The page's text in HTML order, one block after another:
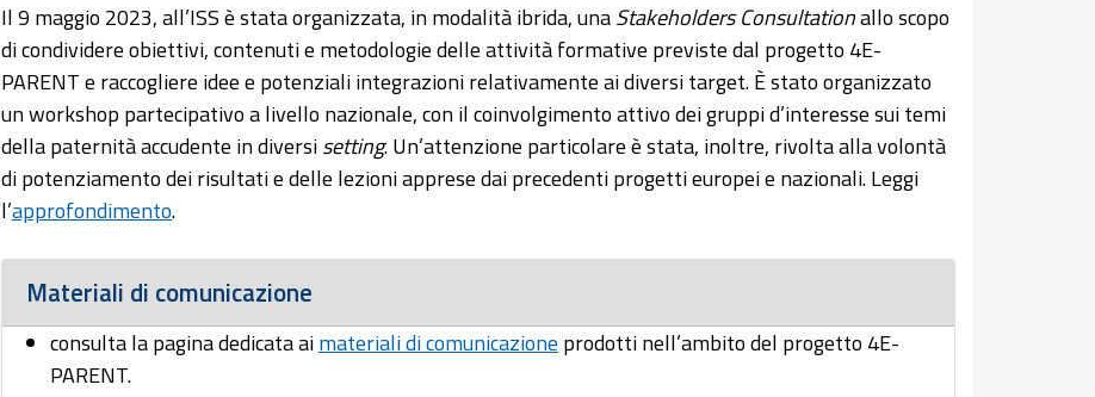
Il 9 maggio 2023, all’ISS è stata organizzata, in modalità ibrida, unaStakeholders Consultationallo scopo
di condividere obiettivi, contenuti e metodologie delle attività formative previste dal progetto 4E-
PARENT e raccogliere idee e potenziali integrazioni relativamente ai diversi target. È stato organizzato
un workshop partecipativo a livello nazionale, con il coinvolgimento attivo dei gruppi d’interesse sui temi
della paternità accudente in diversisetting. Un’attenzione particolare è stata, inoltre, rivolta alla volontà
di potenziamento dei risultati e delle lezioni apprese dai precedenti progetti europei e nazionali. Leggi
l’approfondimento.
Materiali di comunicazione
consulta la pagina dedicata aimateriali di comunicazione prodotti nell’ambito del progetto 4E-
PARENT.